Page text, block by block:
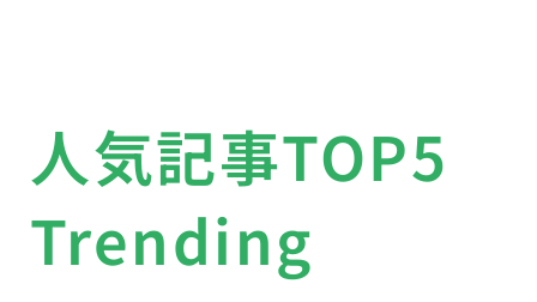
人気記事TOP5
Trending